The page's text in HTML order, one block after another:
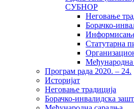
СУБНОР
Неговање
Борачко-
Статутарна
Међународна
Програм рада 2020. – 24.
Историјат
Неговање традиција
Борачко-инвалидска